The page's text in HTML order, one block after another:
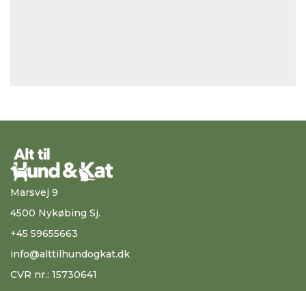
Marsvej 9
4500 Nykøbing Sj.
+45 59655663
info@alttilhundogkat.dk
CVR nr.: 15730641